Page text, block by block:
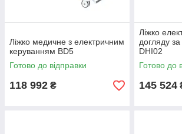
Ліжко медичне з електричним
керуванням BD5
Готово до відправки
118 992 ₴
Ліжко
догляду
DHI02
Готово до
145 524